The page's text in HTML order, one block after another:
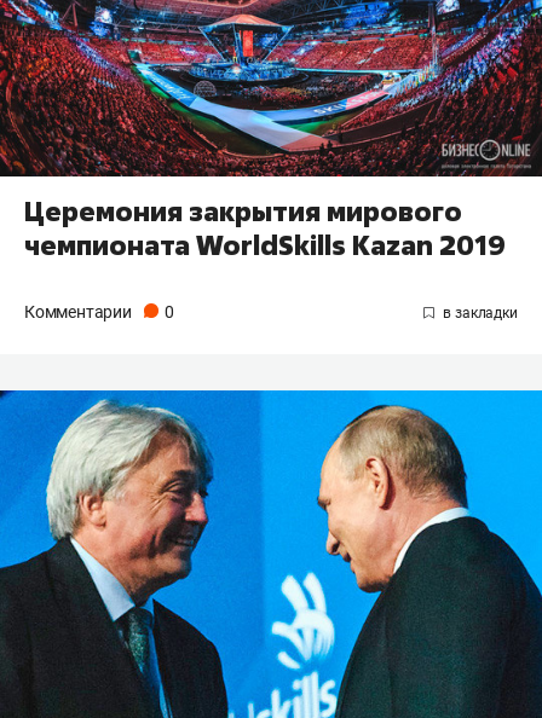
Церемония закрытия мирового
чемпионата WorldSkills Kazan 2019
Комментарии 0